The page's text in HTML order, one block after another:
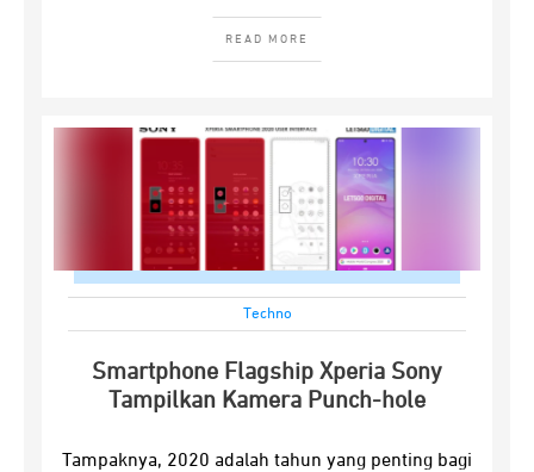
READ MORE
Techno
Smartphone Flagship Xperia Sony
Tampilkan Kamera Punch-hole
Tampaknya, 2020 adalah tahun yang penting bagi